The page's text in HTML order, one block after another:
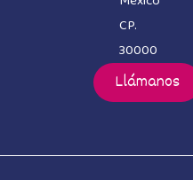
CP.
30000
Llámanos